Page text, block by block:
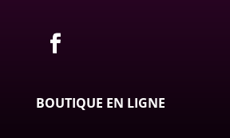
BOUTIQUE EN LIGNE